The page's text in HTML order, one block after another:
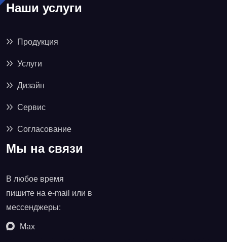
Наши услуги
Продукция
Услуги
Дизайн
Сервис
Согласование
Мы на связи
В любое время
пишите на e-mail или в
мессенджеры:
Max